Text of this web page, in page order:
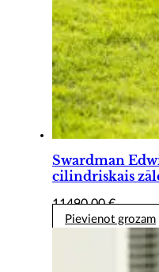
Swardman
cilindriskais
11490,00€
Pievienot grozam